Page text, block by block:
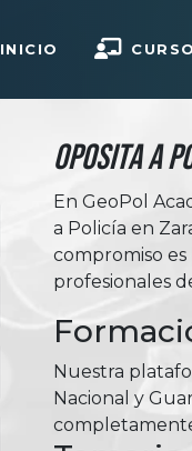
INICIO
Oposita a
En GeoPol
a Policía en
compromiso
profesionales
Nuestra
Nacional y